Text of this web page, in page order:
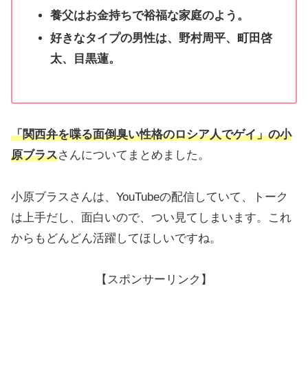
養父はお金持ちで裕福な家庭のよう。
好きなタイプの男性は、野村周平、町田啓
太、目黒蓮。
「関西弁を喋る面倒臭い性格のロシア人でゲイ」の小
原ブラスさんについてまとめました。
小原ブラスさんは、YouTubeの配信していて、トーク
は上手だし、面白いので、つい見てしまいます。これ
からもどんどん活躍してほしいですね。
【スポンサーリンク】